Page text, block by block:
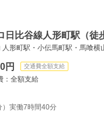
比谷線人形町駅（徒
形町駅・小伝馬町駅・馬喰横
円 交通費全額支給
：全額支給
）実働7時間40分